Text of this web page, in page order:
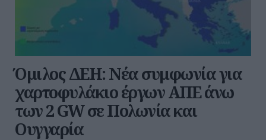
Όμιλος ΔΕΗ: Νέα συμφωνία για
χαρτοφυλάκιο έργων ΑΠΕ άνω
των 2 GW σε Πολωνία και
Ουγγαρία